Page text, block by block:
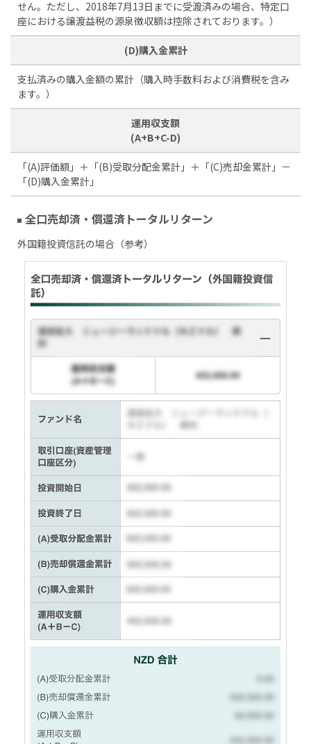
せん。ただし、2018年7月13日までに受渡済みの場合、特定口
座における譲渡益税の源泉徴収額は控除されております。）
(D)購入金累計
支払済みの購入金額の累計（購入時手数料および消費税を含み
ます。）
運用収支額
(A+B+C-D)
「(A)評価額」＋「(B)受取分配金累計」＋「(C)売却金累計」－
「(D)購入金累計」
全口売却済・償還済トータルリターン
外国籍投資信託の場合（参考）